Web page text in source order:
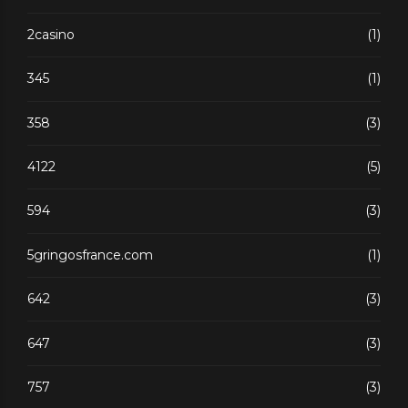
2casino (1)
345 (1)
358 (3)
4122 (5)
594 (3)
5gringosfrance.com (1)
642 (3)
647 (3)
757 (3)